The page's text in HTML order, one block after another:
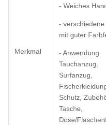
Merkmal
- Weiches
-
mit guter
- Anwendung
Tauchanzug,
Surfanzug,
Schutz,
Tasche,
Dose/